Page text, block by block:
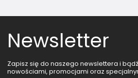
Newsletter
Zapisz się do naszego newslettera i
nowościami, promocjami oraz